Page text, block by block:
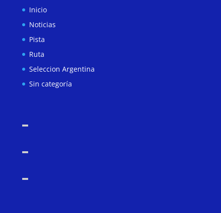
Inicio
Noticias
Pista
Ruta
Seleccion Argentina
Sin categoría